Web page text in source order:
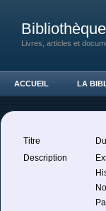
Livres, articles et
ACCUEIL LA
Titre
Description